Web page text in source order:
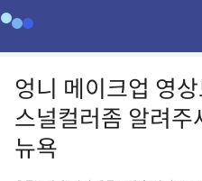
엉니 메이크업 영
스널컬러좀 알려
뉴욕